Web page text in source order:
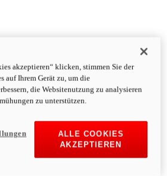
V4
168 PS LEISTUNG
126 Nm
DREHMOMENT
223 kgGewicht ohne Kraftstoff
MEHR ENTDECKEN
RS
akzeptieren“ klicken, stimmen Sie der
auf Ihrem Gerät zu, um die
die Websitenutzung zu analysieren
zu unterstützen.
ALLE COOKIES
AKZEPTIEREN